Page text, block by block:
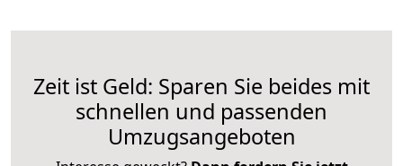
Zeit ist Geld: Sparen Sie beides mit
schnellen und passenden
Umzugsangeboten